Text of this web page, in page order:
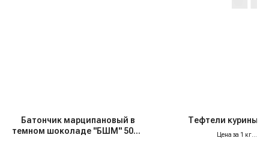
Батончик марципановый в
темном шоколаде "БШМ" 50%,
Тефтели куриные,
Цена за 1 кг